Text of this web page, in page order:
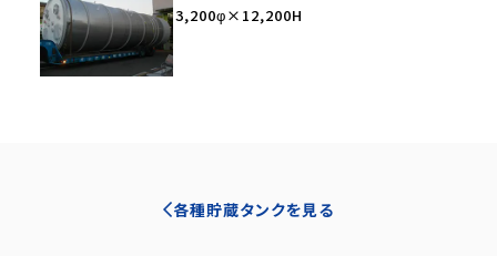
3,200φ×12,200H
各種貯蔵タンクを見る